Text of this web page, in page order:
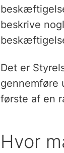
beskrive
Det er
gennemføre
første af en
Hvor